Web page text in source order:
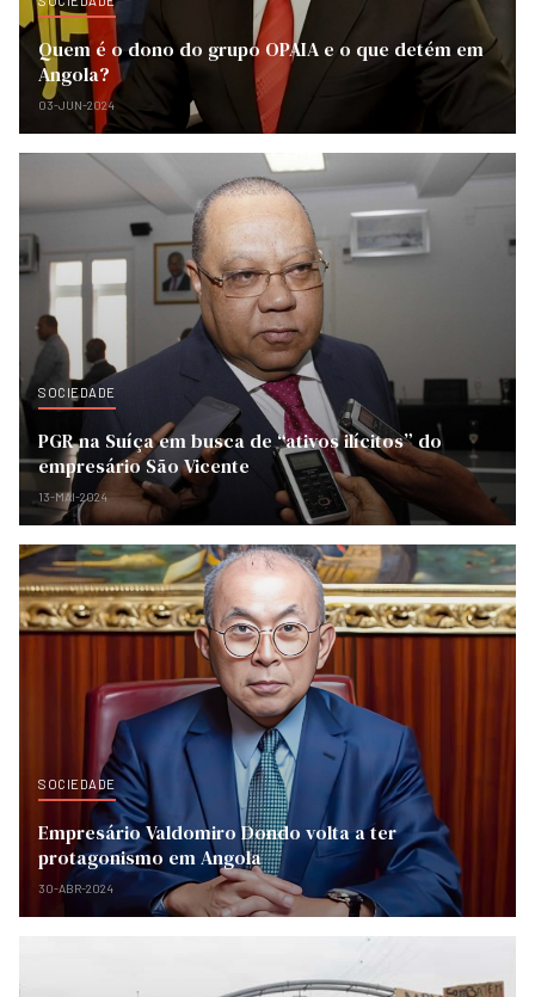
Quem é o dono do grupo OPAIA e o que detém em
Angola?
03-JUN-2024
SOCIEDADE
PGR na Suíça em busca de “ativos ilícitos” do
empresário São Vicente
13-MAI-2024
SOCIEDADE
Empresário Valdomiro Dondo volta a ter
protagonismo em Angola
30-ABR-2024